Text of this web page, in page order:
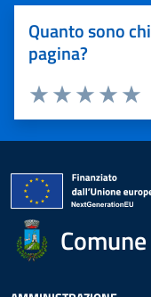
Quanto sono
pagina?
Valuta
Valuta 3
Valuta 2 stelle
Valuta 1 stelle su 5